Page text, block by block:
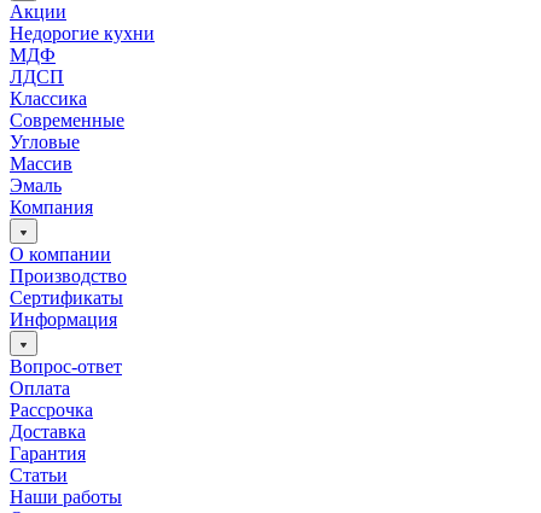
Акции
Недорогие кухни
МДФ
ЛДСП
Классика
Современные
Угловые
Массив
Эмаль
Компания
О компании
Производство
Сертификаты
Информация
Вопрос-ответ
Оплата
Рассрочка
Доставка
Гарантия
Статьи
Наши работы